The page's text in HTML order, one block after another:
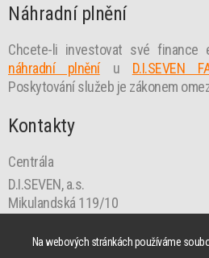
Náhradní plnění
Chcete-li investovat své finance
náhradní plněníu D.I.SEVEN
Poskytování služeb je zákonem
Kontakty
Centrála
D.I.SEVEN, a.s.
Mikulandská 119/10
praha@diseven.cz
Na webových stránkách používáme